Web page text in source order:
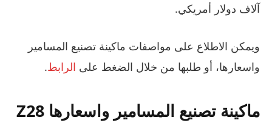
آلاف دولار أمريكي.
ويمكن الاطلاع على مواصفات ماكينة تصنيع المسامير
واسعارها، أو طلبها من خلال الضغط على الرابط.
ماكينة تصنيع المسامير واسعارها Z28